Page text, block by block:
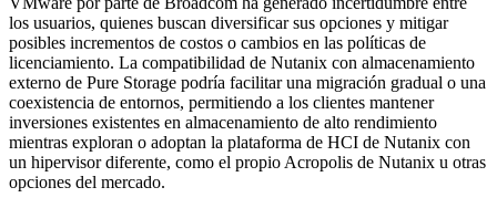
los usuarios, quienes buscan diversificar sus opciones y mitigar
posibles incrementos de costos o cambios en las políticas de
licenciamiento. La compatibilidad de Nutanix con almacenamiento
externo de Pure Storage podría facilitar una migración gradual o una
coexistencia de entornos, permitiendo a los clientes mantener
inversiones existentes en almacenamiento de alto rendimiento
mientras exploran o adoptan la plataforma de HCI de Nutanix con
un hipervisor diferente, como el propio Acropolis de Nutanix u otras
opciones del mercado.